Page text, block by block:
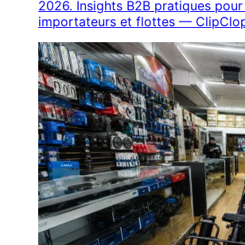
2026. Insights B2B pratiques
importateurs et flottes —